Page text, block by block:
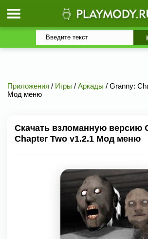
Приложения / Игры / Аркады / Granny:
Мод меню
Скачать взломанную версию
Chapter Two v1.2.1 Мод меню